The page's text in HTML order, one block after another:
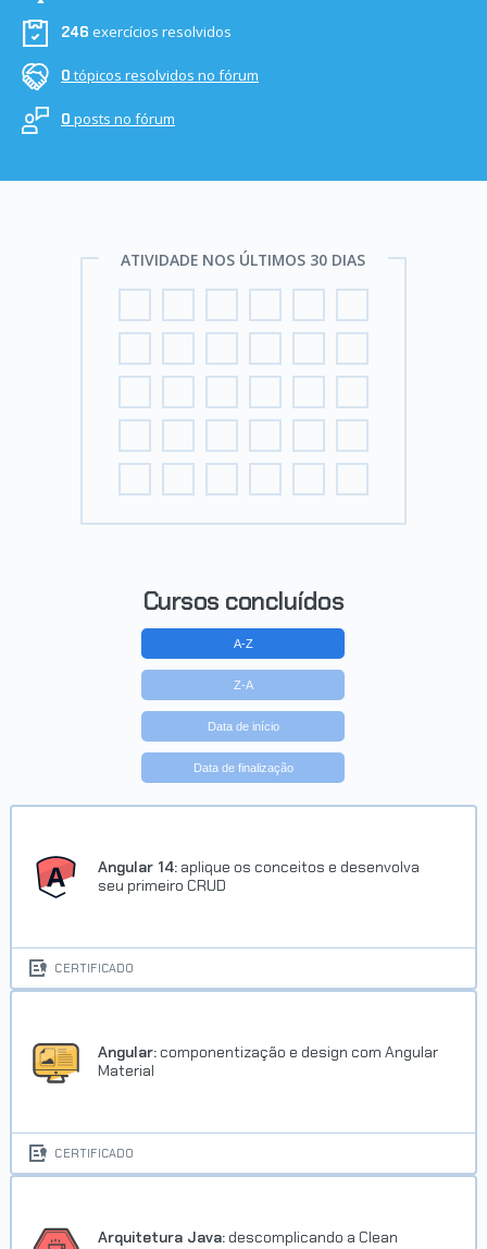
246 exercícios resolvidos
0 tópicos resolvidos no fórum
0 posts no fórum
ATIVIDADE NOS ÚLTIMOS 30 DIAS
Cursos concluídos
A-Z
Z-A
Data de início
Data de finalização
Angular 14: aplique os conceitos e desenvolva
seu primeiro CRUD
CERTIFICADO
Angular: componentização e design com Angular
Material
CERTIFICADO
Arquitetura Java: descomplicando a Clean